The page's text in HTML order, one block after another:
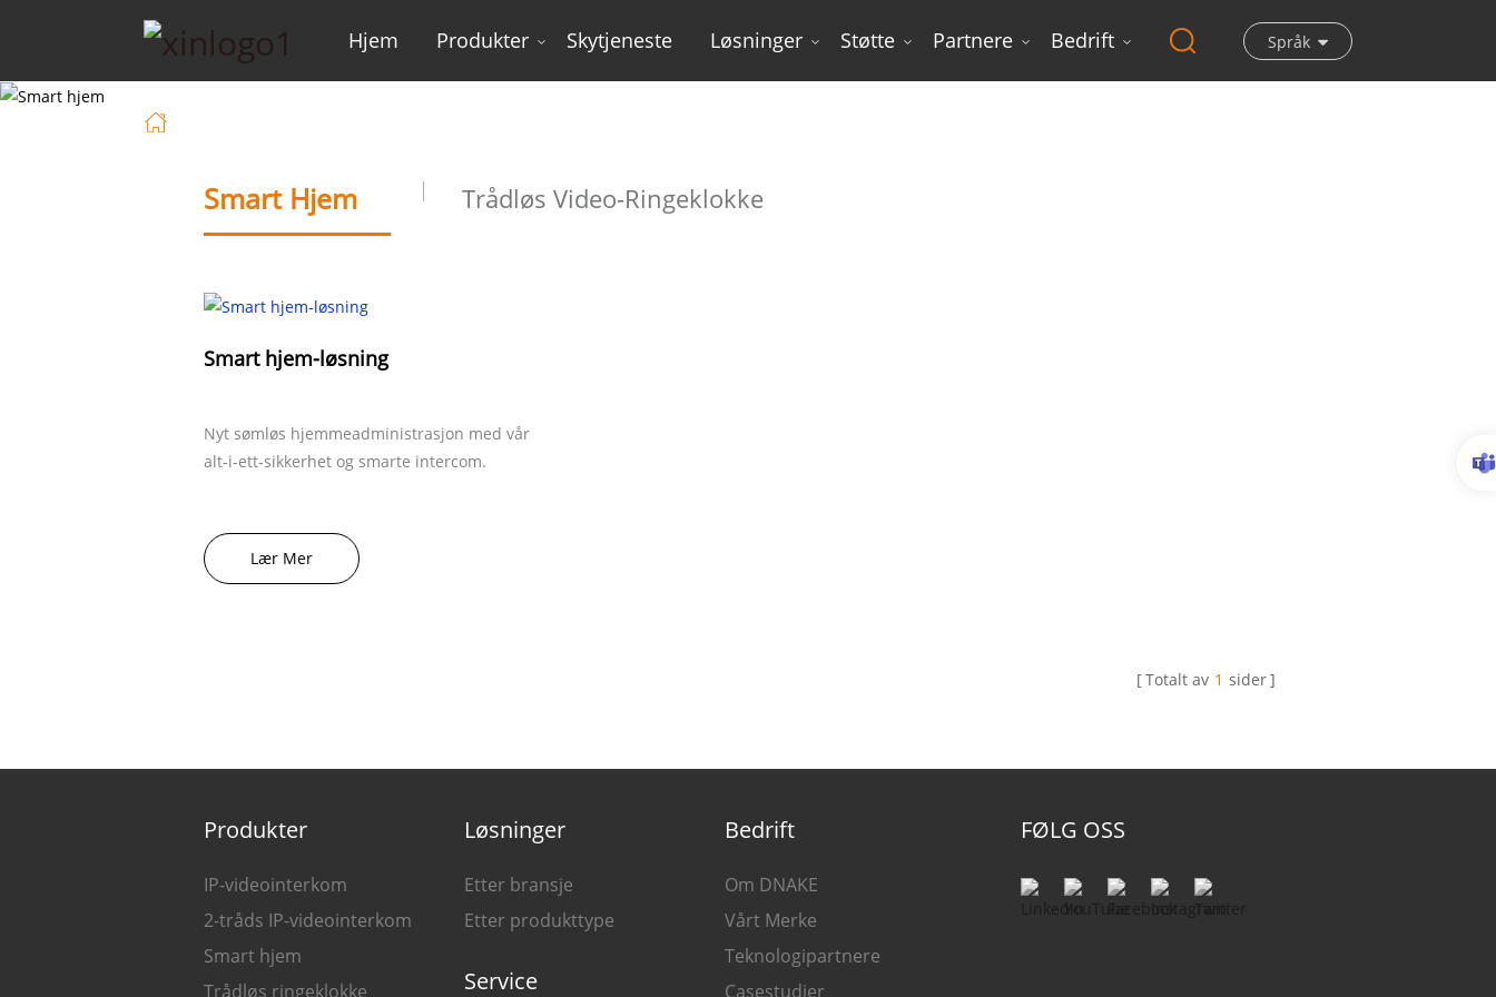
Hjem Produkter Skytjeneste Løsninger Støtte Partnere Bedrift Språk
Smart hjem
Smart Hjem Trådløs Video-Ringeklokke
Smart hjem-løsning
Nyt sømløs hjemmeadministrasjon med vår
alt-i-ett-sikkerhet og smarte intercom.
Lær Mer
Totalt av 1 sider
Produkter
IP-videointerkom
2-tråds IP-videointerkom
Smart hjem
Trådløs ringeklokke
Løsninger
Etter bransje
Etter produkttype
Service
Bedrift
Om DNAKE
Vårt Merke
Teknologipartnere
Casestudier
FØLG OSS